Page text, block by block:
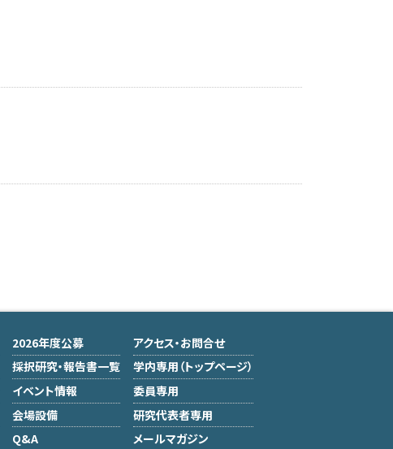
2026年度公募
採択研究・報告書一覧
イベント情報
会場設備
Q&A
アクセス・お問合せ
学内専用（トップページ）
委員専用
研究代表者専用
メールマガジン